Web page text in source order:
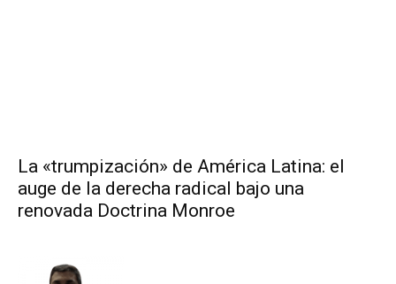
La «trumpización» de América Latina: el
auge de la derecha radical bajo una
renovada Doctrina Monroe